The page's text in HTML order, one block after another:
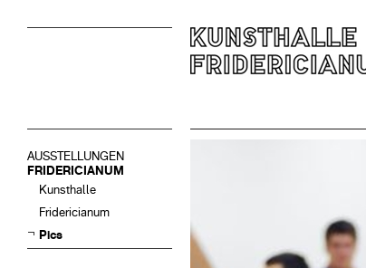
AUSSTELLUNGEN
FRIDERICIANUM
Kunsthalle
Fridericianum
Pics